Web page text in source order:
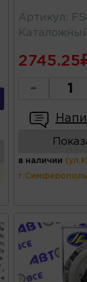
Артикул :
2745.25
-
в наличии